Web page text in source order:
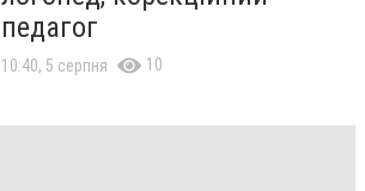
педагог
10:40, 5 серпня 10